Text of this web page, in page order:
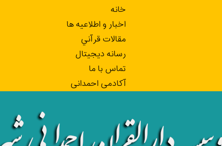
خانه
اخبار و اطلاعيه ها
مقالات قرآني
رسانه ديجيتال
تماس با ما
آکادمی احمدانی